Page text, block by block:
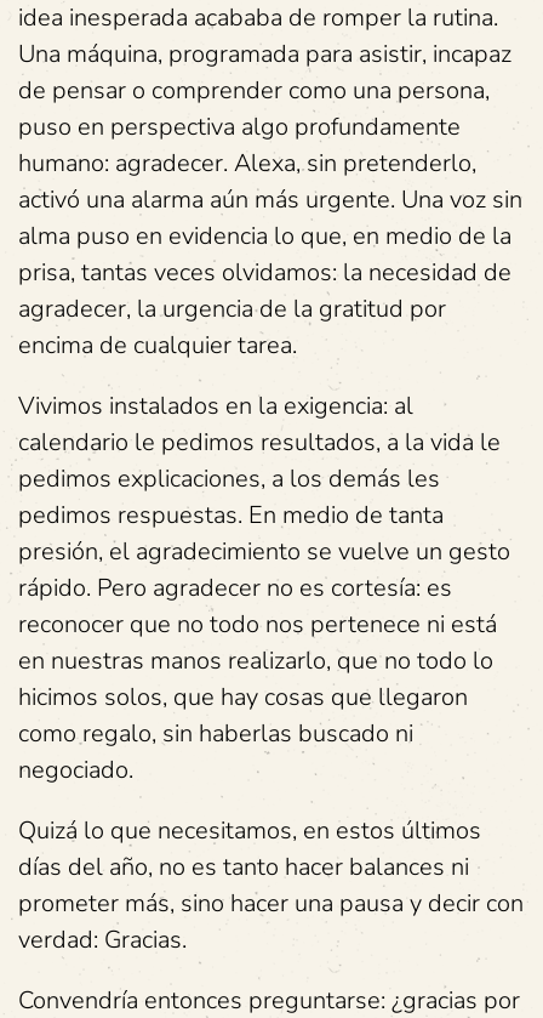
idea inesperada acababa de romper la rutina.
Una máquina, programada para asistir, incapaz
de pensar o comprender como una persona,
puso en perspectiva algo profundamente
humano: agradecer. Alexa, sin pretenderlo,
activó una alarma aún más urgente. Una voz sin
alma puso en evidencia lo que, en medio de la
prisa, tantas veces olvidamos: la necesidad de
agradecer, la urgencia de la gratitud por
encima de cualquier tarea.
Vivimos instalados en la exigencia: al
calendario le pedimos resultados, a la vida le
pedimos explicaciones, a los demás les
pedimos respuestas. En medio de tanta
presión, el agradecimiento se vuelve un gesto
rápido. Pero agradecer no es cortesía: es
reconocer que no todo nos pertenece ni está
en nuestras manos realizarlo, que no todo lo
hicimos solos, que hay cosas que llegaron
como regalo, sin haberlas buscado ni
negociado.
Quizá lo que necesitamos, en estos últimos
días del año, no es tanto hacer balances ni
prometer más, sino hacer una pausa y decir con
verdad: Gracias.
Convendría entonces preguntarse: ¿gracias por